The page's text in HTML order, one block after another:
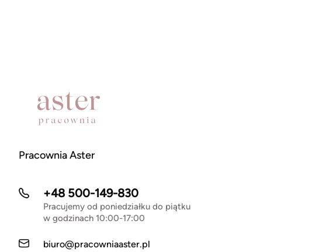
Pracownia Aster
+48 500-149-830
Pracujemy od poniedziałku do piątku
w godzinach 10:00-17:00
biuro@pracowniaaster.pl